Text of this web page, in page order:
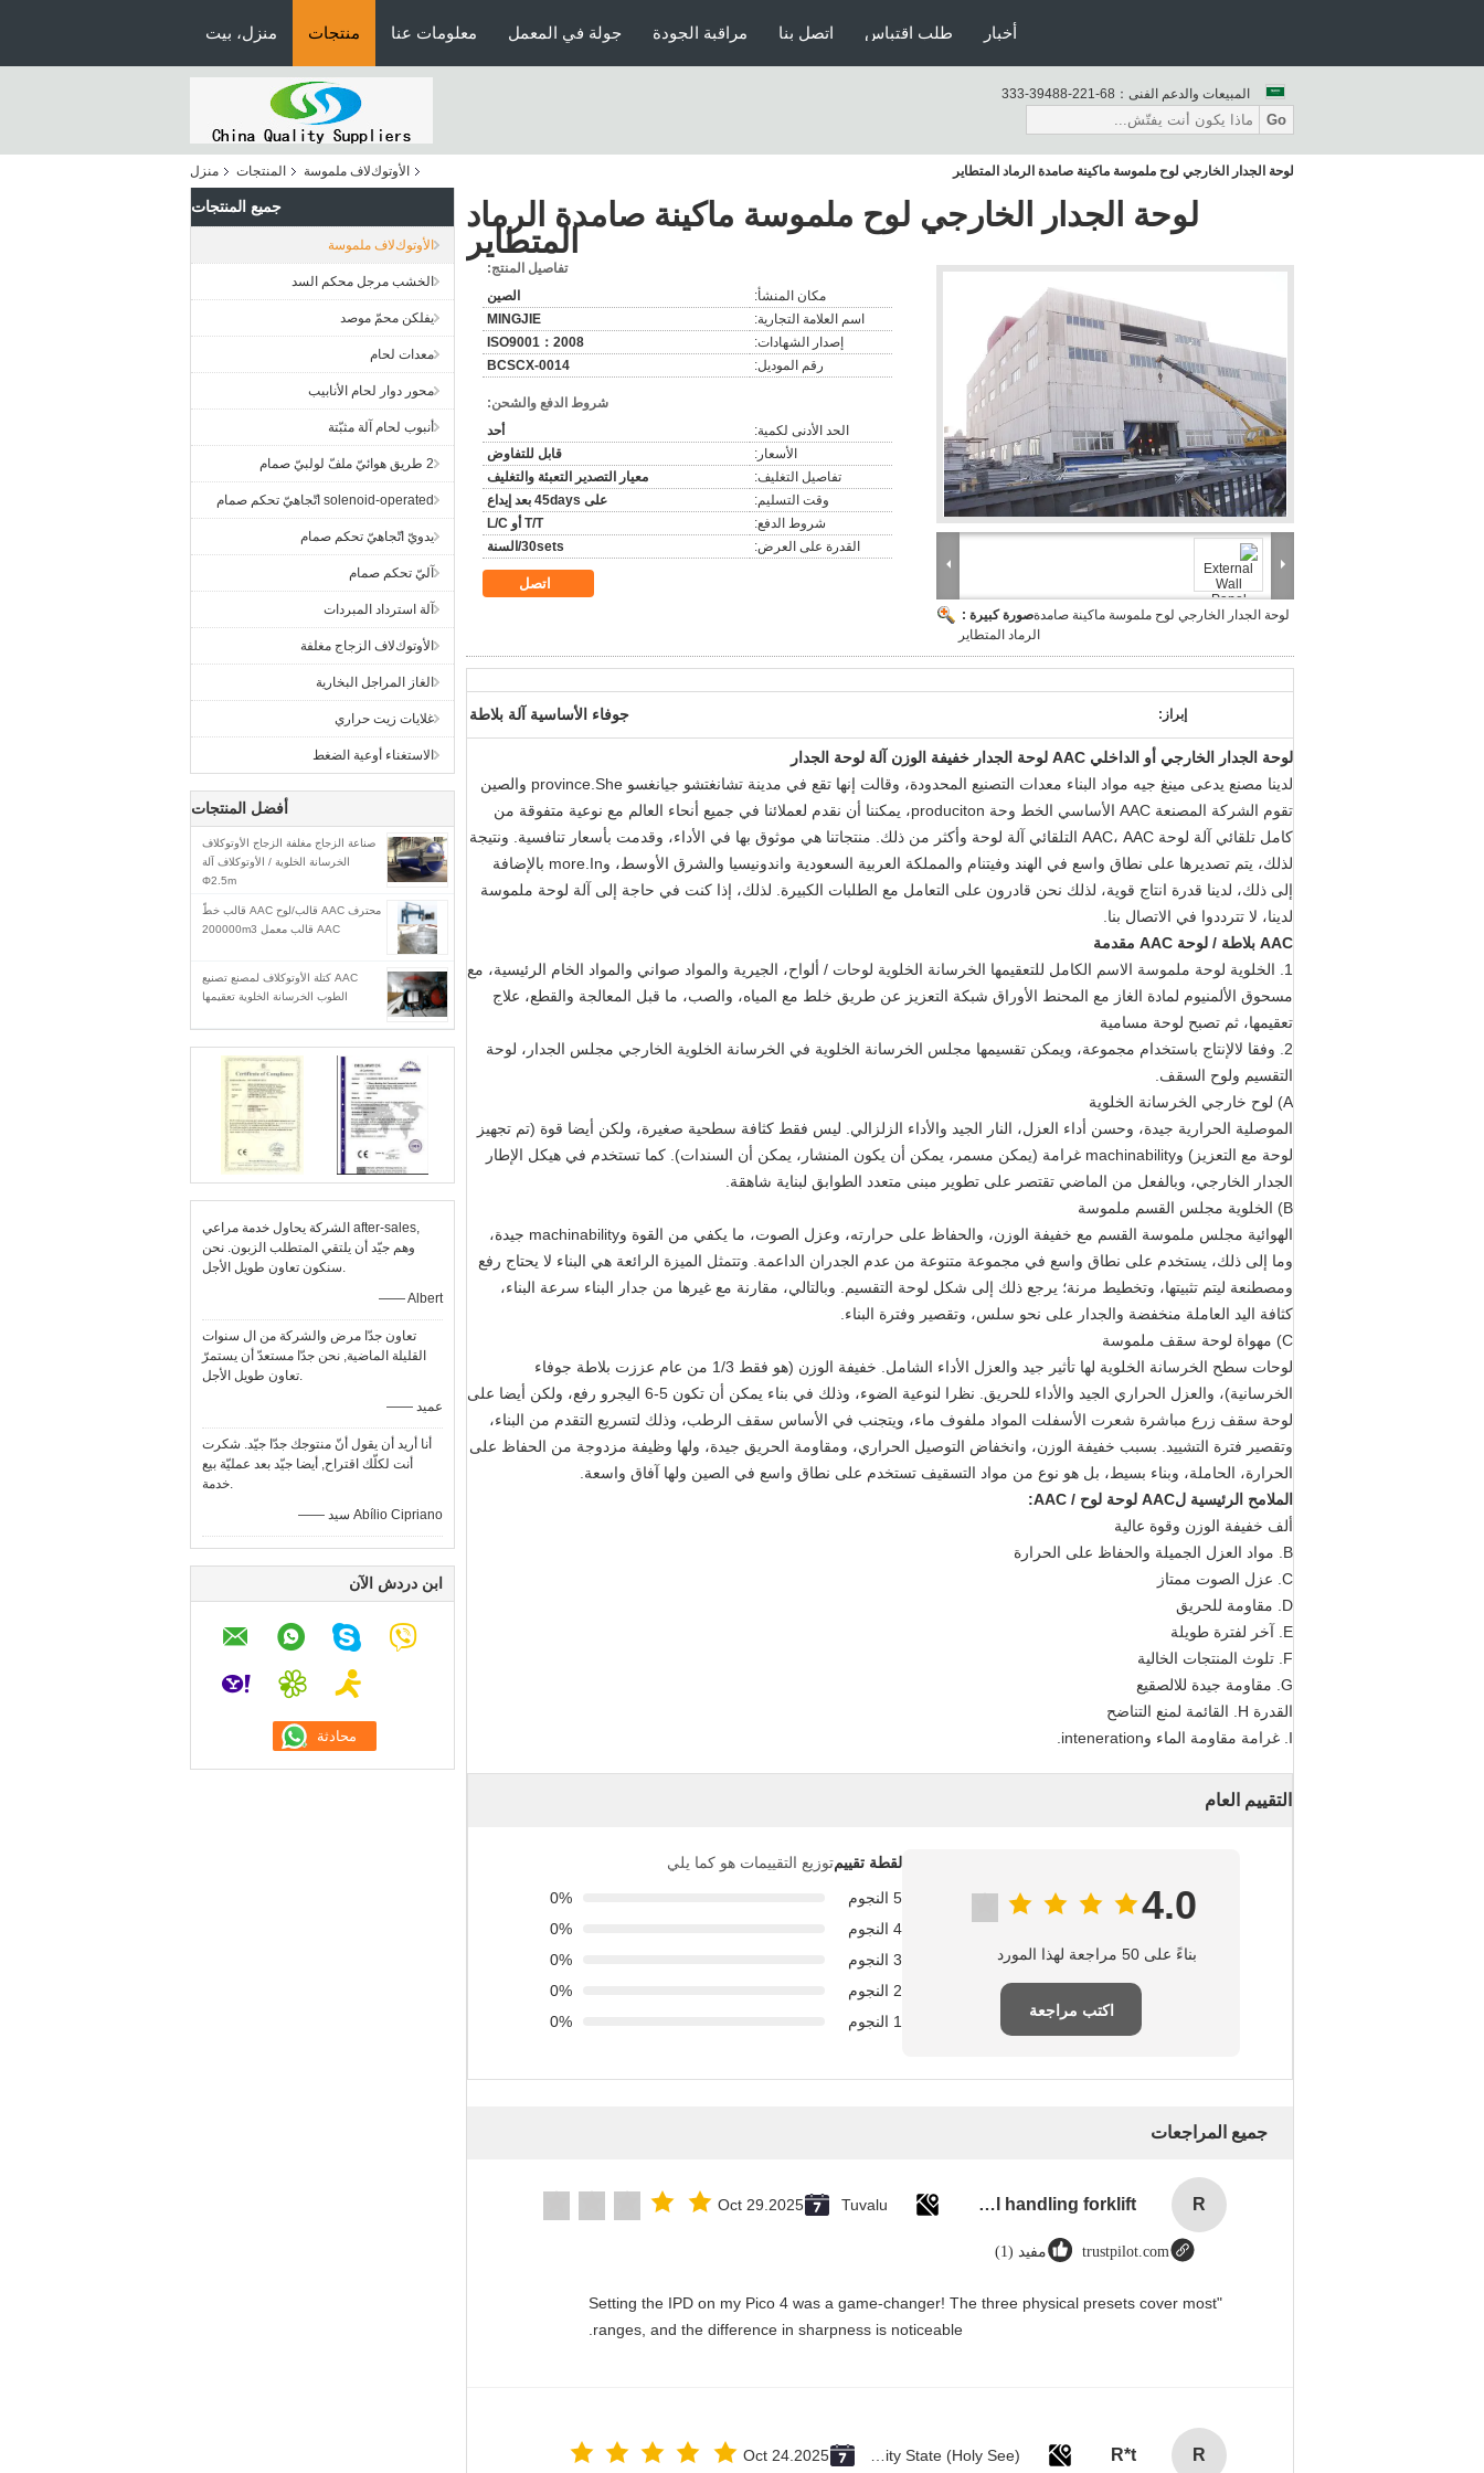
منزل، بيت منتجات معلومات عنا جولة في المعمل مراقبة الجودة اتصل بنا طلب اقتباس أخبار
المبيعات والدعم الفنى： 86-122-88493-333
Go
منزل المنتجات اﻷوتوكﻻف ملموسة لوحة الجدار الخارجي لوح ملموسة ماكينة صامدة الرماد المتطاير
جميع المنتجات
اﻷوتوكﻻف ملموسة
الخشب مرجل محكم السد
يفلكن محمّ موصد
معدات لحام
محور دوار لحام الأنابيب
أنبوب لحام آلة مثبّتة
2 طريق هوائيّ ملفّ لولبيّ صمام
solenoid-operated اتّجاهيّ تحكم صمام
يدويّ اتّجاهيّ تحكم صمام
آليّ تحكم صمام
آلة استرداد المبردات
اﻷوتوكﻻف الزجاج مغلفة
الغاز المراجل البخارية
غلايات زيت حراري
الاستغناء أوعية الضغط
أفضل المنتجات
صناعة الزجاج مغلفة الزجاج الأوتوكلاف
الخرسانة الخلوية / الأوتوكلاف آلة
Φ2.5m
محترف AAC قالب/لوح AAC قالب خطّ
AAC قالب معمل 200000m3
AAC كتلة الأوتوكلاف لمصنع تصنيع
الطوب الخرسانة الخلوية تعقيمها
الشركة يحاول خدمة مراعي after-sales,
وهم جيّد أن يلتقي المتطلب الزبون. نحن
سنكون تعاون طويل الأجل.
—— Albert
تعاون جدّا مرض والشركة من ال سنوات
القليلة الماضية, نحن جدّا مستعدّ أن يستمرّ
تعاون طويل الأجل.
—— عميد
أنا أريد أن يقول أنّ منتوجك جدّا جيّد. شكرت
أنت لكلّك اقتراح, أيضا جيّد بعد عمليّة بيع
خدمة.
—— سيد Abílio Cipriano
ابن دردش الآن
لوحة الجدار الخارجي لوح ملموسة ماكينة صامدة الرماد
المتطاير
صورة كبيرة :لوحة الجدار الخارجي لوح ملموسة ماكينة صامدة
الرماد المتطاير
تفاصيل المنتج:
مكان المنشأ:
الصين
اسم العلامة التجارية:
MINGJIE
إصدار الشهادات:
ISO9001：2008
رقم الموديل:
BCSCX-0014
شروط الدفع والشحن:
الحد الأدنى لكمية:
أحد
الأسعار:
قابل للتفاوض
تفاصيل التغليف:
معيار التصدير التعبئة والتغليف
وقت التسليم:
على 45days بعد إيداع
شروط الدفع:
T/T أو L/C
القدرة على العرض:
30sets/السنة
اتصل
إبراز: جوفاء الأساسية آلة بلاطة
لوحة الجدار الخارجي أو الداخلي AAC لوحة الجدار خفيفة الوزن آلة لوحة الجدار
لدينا مصنع يدعى مينغ جيه مواد البناء معدات التصنيع المحدودة، وقالت إنها تقع في مدينة تشانغتشو جيانغسو province.She والصين
تقوم الشركة المصنعة AAC الأساسي الخط وحة produciton، يمكننا أن نقدم لعملائنا في جميع أنحاء العالم مع نوعية متفوقة من
كامل تلقائي آلة لوحة AAC، AAC التلقائي آلة لوحة وأكثر من ذلك. منتجاتنا هي موثوق بها في الأداء، وقدمت بأسعار تنافسية. ونتيجة
لذلك، يتم تصديرها على نطاق واسع في الهند وفيتنام والمملكة العربية السعودية واندونيسيا والشرق الأوسط، وmore.In بالإضافة
إلى ذلك، لدينا قدرة انتاج قوية، لذلك نحن قادرون على التعامل مع الطلبات الكبيرة. لذلك، إذا كنت في حاجة إلى آلة لوحة ملموسة
لدينا، لا تترددوا في الاتصال بنا.
AAC بلاطة / لوحة AAC مقدمة
1. الخلوية لوحة ملموسة الاسم الكامل للتعقيمها الخرسانة الخلوية لوحات / ألواح، الجيرية والمواد صواني والمواد الخام الرئيسية، مع
مسحوق الألمنيوم لمادة الغاز مع المحنط الأوراق شبكة التعزيز عن طريق خلط مع المياه، والصب، ما قبل المعالجة والقطع، علاج
تعقيمها، ثم تصبح لوحة مسامية
2. وفقا لالإنتاج باستخدام مجموعة، ويمكن تقسيمها مجلس الخرسانة الخلوية في الخرسانة الخلوية الخارجي مجلس الجدار، لوحة
التقسيم ولوح السقف.
A) لوح خارجي الخرسانة الخلوية
الموصلية الحرارية جيدة، وحسن أداء العزل، النار الجيد والأداء الزلزالي. ليس فقط كثافة سطحية صغيرة، ولكن أيضا قوة (تم تجهيز
لوحة مع التعزيز) وmachinability غرامة (يمكن مسمر، يمكن أن يكون المنشار، يمكن أن السندات). كما تستخدم في هيكل الإطار
الجدار الخارجي، وبالفعل من الماضي تقتصر على تطوير مبنى متعدد الطوابق لبناية شاهقة.
B) الخلوية مجلس القسم ملموسة
الهوائية مجلس ملموسة القسم مع خفيفة الوزن، والحفاظ على حرارته، وعزل الصوت، ما يكفي من القوة وmachinability جيدة،
وما إلى ذلك، يستخدم على نطاق واسع في مجموعة متنوعة من عدم الجدران الداعمة. وتتمثل الميزة الرائعة هي البناء لا يحتاج رفع
ومصطنعة ليتم تثبيتها، وتخطيط مرنة؛ يرجع ذلك إلى شكل لوحة التقسيم. وبالتالي، مقارنة مع غيرها من جدار البناء سرعة البناء،
كثافة اليد العاملة منخفضة والجدار على نحو سلس، وتقصير وفترة البناء.
C) مهواة لوحة سقف ملموسة
لوحات سطح الخرسانة الخلوية لها تأثير جيد والعزل الأداء الشامل. خفيفة الوزن (هو فقط 1/3 من عام عززت بلاطة جوفاء
الخرسانية)، والعزل الحراري الجيد والأداء للحريق. نظرا لنوعية الضوء، وذلك في بناء يمكن أن تكون 5-6 اليجرو رفع، ولكن أيضا على
لوحة سقف زرع مباشرة شعرت الأسفلت المواد ملفوف ماء، ويتجنب في الأساس سقف الرطب، وذلك لتسريع التقدم من البناء،
وتقصير فترة التشييد. بسبب خفيفة الوزن، وانخفاض التوصيل الحراري، ومقاومة الحريق جيدة، ولها وظيفة مزدوجة من الحفاظ على
الحرارة، الحاملة، وبناء بسيط، بل هو نوع من مواد التسقيف تستخدم على نطاق واسع في الصين ولها آفاق واسعة.
الملامح الرئيسية لAAC لوحة لوح / AAC:
ألف خفيفة الوزن وقوة عالية
B. مواد العزل الجميلة والحفاظ على الحرارة
C. عزل الصوت ممتاز
D. مقاومة للحريق
E. آخر لفترة طويلة
F. تلوث المنتجات الخالية
G. مقاومة جيدة للالصقيع
القدرة H. القائمة لمنع التناضح
I. غرامة مقاومة الماء وinteneration.
التقييم العام
4.0
بناءً على 50 مراجعة لهذا المورد
اكتب مراجعة
لقطة تقييمتوزيع التقييمات هو كما يلي
5 النجوم
0%
4 النجوم
0%
3 النجوم
0%
2 النجوم
0%
1 النجوم
0%
جميع المراجعات
R
Rubber solid forklift tires For material handling forklift
Tuvalu
Oct 29.2025
trustpilot.com مفيد (1)
"Setting the IPD on my Pico 4 was a game-changer! The three physical presets cover most
ranges, and the difference in sharpness is noticeable.
R
R*t
Oct 24.2025